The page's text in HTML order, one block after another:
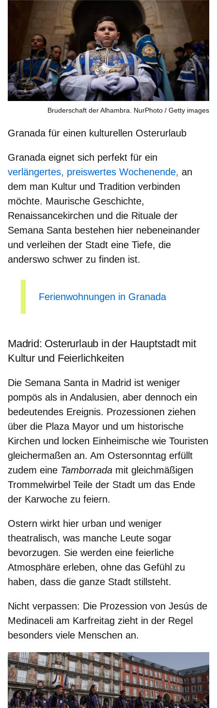
Bruderschaft der Alhambra. NurPhoto Getty images
Granada für einen kulturellen Osterurlaub
Granada eignet sich perfekt für ein
verlängertes, preiswertes Wochenende, an
dem man Kultur und Tradition verbinden
möchte. Maurische Geschichte,
Renaissancekirchen und die Rituale der
Semana Santa bestehen hier nebeneinander
und verleihen der Stadt eine Tiefe, die
anderswo schwer zu finden ist.
Ferienwohnungen in Granada
Madrid: Osterurlaub in der Hauptstadt mit
Kultur und Feierlichkeiten
Die Semana Santa in Madrid ist weniger
pompös als in Andalusien, aber dennoch ein
bedeutendes Ereignis. Prozessionen ziehen
über die Plaza Mayor und um historische
Kirchen und locken Einheimische wie Touristen
gleichermaßen an. Am Ostersonntag erfüllt
zudem eine Tamborrada mit gleichmäßigen
Trommelwirbel Teile der Stadt um das Ende
der Karwoche zu feiern.
Ostern wirkt hier urban und weniger
theatralisch, was manche Leute sogar
bevorzugen. Sie werden eine feierliche
Atmosphäre erleben, ohne das Gefühl zu
haben, dass die ganze Stadt stillsteht.
Nicht verpassen: Die Prozession von Jesús de
Medinaceli am Karfreitag zieht in der Regel
besonders viele Menschen an.